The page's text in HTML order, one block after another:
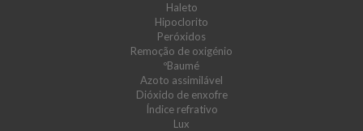
Haleto
Hipoclorito
Peróxidos
Remoção de oxigénio
ºBaumé
Azoto assimilável
Dióxido de enxofre
Índice refrativo
Lux